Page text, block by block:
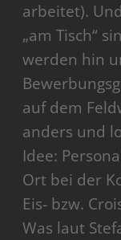
arbeitet).
„am Tisch“
werden hin
auf dem
anders und
Idee:
Ort bei der
Eis- bzw.
Was laut